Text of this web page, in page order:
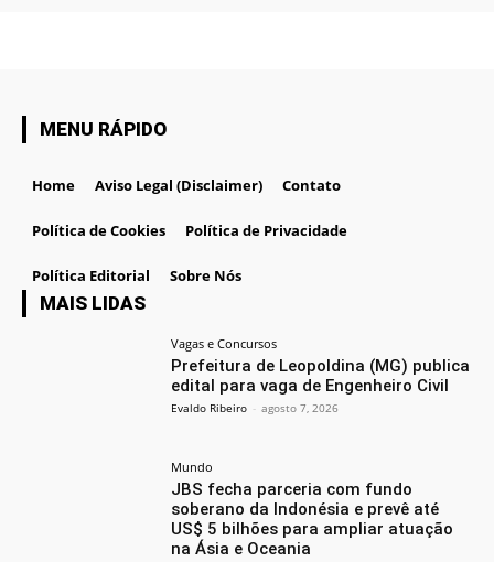
MENU RÁPIDO
Home Aviso Legal (Disclaimer) Contato
Política de Cookies Política de Privacidade
Política Editorial Sobre Nós
MAIS LIDAS
Vagas e Concursos
Prefeitura de Leopoldina (MG) publica
edital para vaga de Engenheiro Civil
Evaldo Ribeiro - agosto 7, 2026
Mundo
JBS fecha parceria com fundo
soberano da Indonésia e prevê até
US$ 5 bilhões para ampliar atuação
na Ásia e Oceania